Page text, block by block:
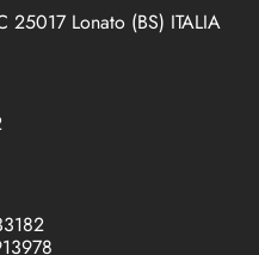
Lonato (BS) ITALIA